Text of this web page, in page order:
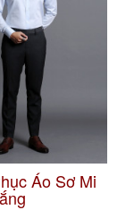
Áo Sơ Mi